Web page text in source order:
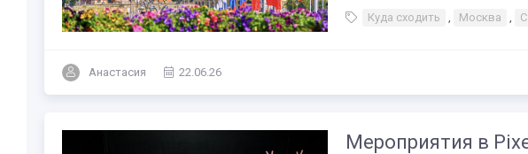
Куда сходить Москва
Анастасия 22.06.26
Мероприятия в